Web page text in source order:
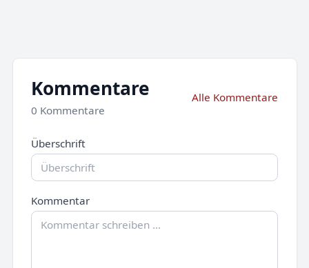
Kommentare
0 Kommentare
Alle Kommentare
Überschrift
Kommentar